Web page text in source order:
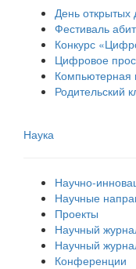
День открытых
Фестиваль
Конкурс
Цифровое
Компьютерная
Родительский
Наука
Научно-
Научные
Проекты
Научный
Научный
Конференции